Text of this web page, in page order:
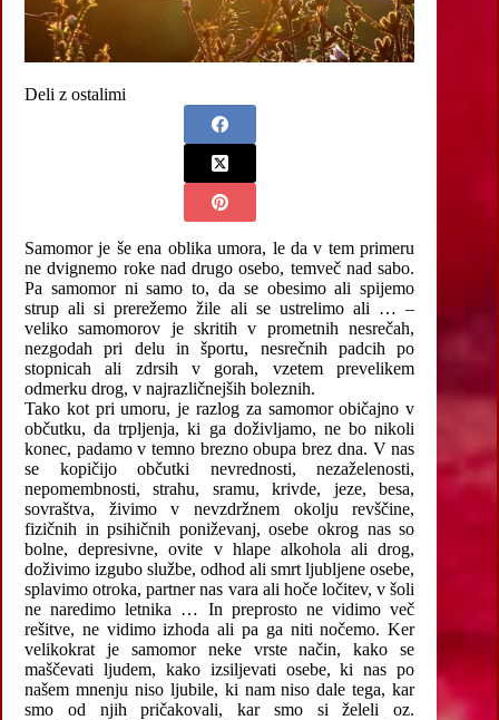
Deli z ostalimi
Samomor je še ena oblika umora, le da v tem primeru
ne dvignemo roke nad drugo osebo, temveč nad sabo.
Pa samomor ni samo to, da se obesimo ali spijemo
strup ali si prerežemo žile ali se ustrelimo ali … –
veliko samomorov je skritih v prometnih nesrečah,
nezgodah pri delu in športu, nesrečnih padcih po
stopnicah ali zdrsih v gorah, vzetem prevelikem
odmerku drog, v najrazličnejših boleznih.
Tako kot pri umoru, je razlog za samomor običajno v
občutku, da trpljenja, ki ga doživljamo, ne bo nikoli
konec, padamo v temno brezno obupa brez dna. V nas
se kopičijo občutki nevrednosti, nezaželenosti,
nepomembnosti, strahu, sramu, krivde, jeze, besa,
sovraštva, živimo v nevzdržnem okolju revščine,
fizičnih in psihičnih poniževanj, osebe okrog nas so
bolne, depresivne, ovite v hlape alkohola ali drog,
doživimo izgubo službe, odhod ali smrt ljubljene osebe,
splavimo otroka, partner nas vara ali hoče ločitev, v šoli
ne naredimo letnika … In preprosto ne vidimo več
rešitve, ne vidimo izhoda ali pa ga niti nočemo. Ker
velikokrat je samomor neke vrste način, kako se
maščevati ljudem, kako izsiljevati osebe, ki nas po
našem mnenju niso ljubile, ki nam niso dale tega, kar
smo od njih pričakovali, kar smo si želeli oz.